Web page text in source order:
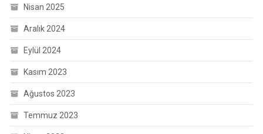
Nisan 2025
Aralık 2024
Eylül 2024
Kasım 2023
Ağustos 2023
Temmuz 2023